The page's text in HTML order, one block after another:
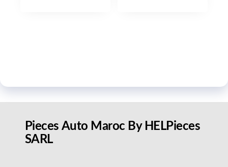
Pieces Auto Maroc By HELPieces
SARL